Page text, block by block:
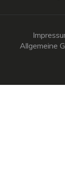
Allgemeine